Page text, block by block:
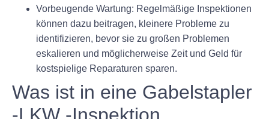
Vorbeugende Wartung: Regelmäßige Inspektionen
können dazu beitragen, kleinere Probleme zu
identifizieren, bevor sie zu großen Problemen
eskalieren und möglicherweise Zeit und Geld für
kostspielige Reparaturen sparen.
Was ist in eine Gabelstapler